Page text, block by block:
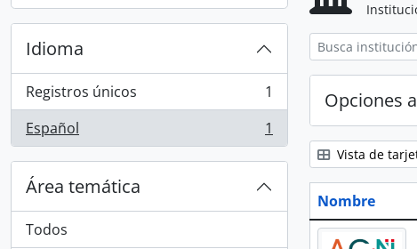
Idioma
Registros únicos
, 1 resultados
1
Español
, 1 resultados 1
Área temática
Todos
Opciones
Vista de
Nombre